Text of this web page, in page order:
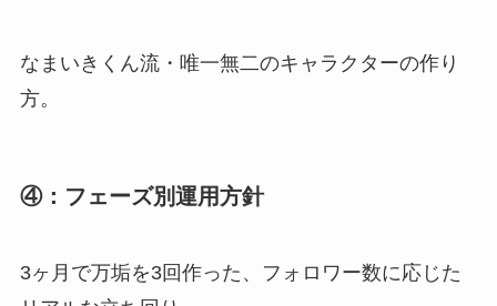
なまいきくん流・唯一無二のキャラクターの作り
方。
④：フェーズ別運用方針
3ヶ月で万垢を3回作った、フォロワー数に応じた